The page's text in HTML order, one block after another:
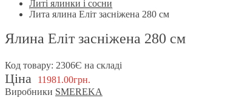
Литі ялинки і сосни
Лита ялина Еліт засніжена 280 см
Ялина Еліт засніжена 280 см
Код товару: 2306Є на складі
Ціна
11981.00грн.
Виробники SMEREKA